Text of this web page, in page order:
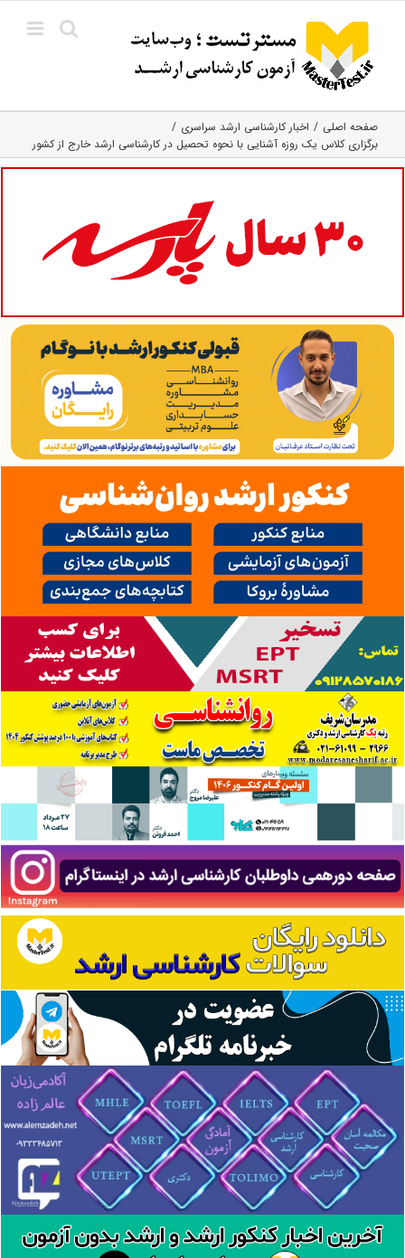
content
صفحه اصلی
اخبار کارشناسی ارشد سراسری
برگزاری کلاس یک روزه آشنایی با نحوه تحصیل در کارشناسی ارشد خارج از کشور